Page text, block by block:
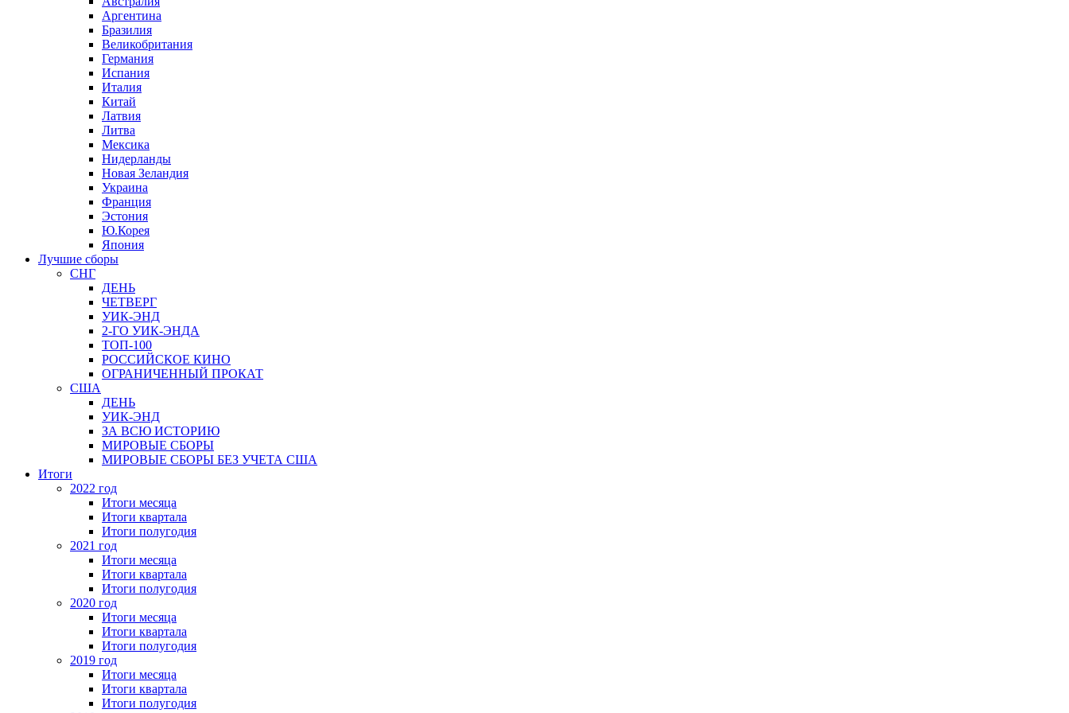
Аргентина
Бразилия
Великобритания
Германия
Испания
Италия
Китай
Латвия
Литва
Мексика
Нидерланды
Новая Зеландия
Украина
Франция
Эстония
Ю.Корея
Япония
Лучшие сборы
СНГ
ДЕНЬ
ЧЕТВЕРГ
УИК-ЭНД
2-ГО УИК-ЭНДА
ТОП-100
РОССИЙСКОЕ КИНО
ОГРАНИЧЕННЫЙ ПРОКАТ
США
ДЕНЬ
УИК-ЭНД
ЗА ВСЮ ИСТОРИЮ
МИРОВЫЕ СБОРЫ
МИРОВЫЕ СБОРЫ БЕЗ УЧЕТА США
Итоги
2022 год
Итоги месяца
Итоги квартала
Итоги полугодия
2021 год
Итоги месяца
Итоги квартала
Итоги полугодия
2020 год
Итоги месяца
Итоги квартала
Итоги полугодия
2019 год
Итоги месяца
Итоги квартала
Итоги полугодия